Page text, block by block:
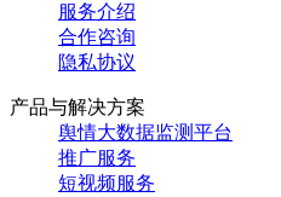
服务介绍
合作咨询
隐私协议
产品与解决方案
舆情大数据监测平台
推广服务
短视频服务